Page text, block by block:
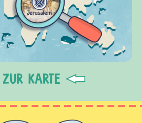
ZUR KARTE